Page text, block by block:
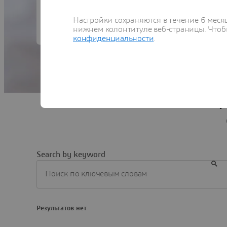
Search by keyword
Результатов нет
Настройки сохраняются в течение 6
нижнем колонтитуле веб-страницы.
конфиденциальности